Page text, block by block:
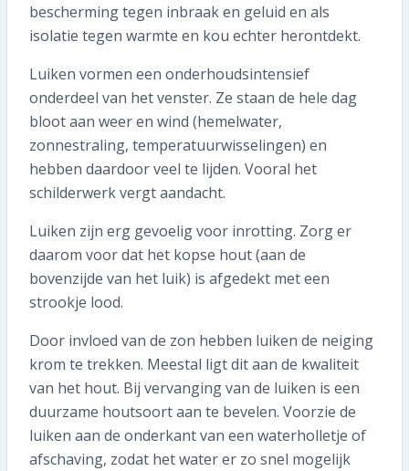
bescherming tegen inbraak en geluid en als
isolatie tegen warmte en kou echter herontdekt.
Luiken vormen een onderhoudsintensief
onderdeel van het venster. Ze staan de hele dag
bloot aan weer en wind (hemelwater,
zonnestraling, temperatuurwisselingen) en
hebben daardoor veel te lijden. Vooral het
schilderwerk vergt aandacht.
Luiken zijn erg gevoelig voor inrotting. Zorg er
daarom voor dat het kopse hout (aan de
bovenzijde van het luik) is afgedekt met een
strookje lood.
Door invloed van de zon hebben luiken de neiging
krom te trekken. Meestal ligt dit aan de kwaliteit
van het hout. Bij vervanging van de luiken is een
duurzame houtsoort aan te bevelen. Voorzie de
luiken aan de onderkant van een waterholletje of
afschaving, zodat het water er zo snel mogelijk